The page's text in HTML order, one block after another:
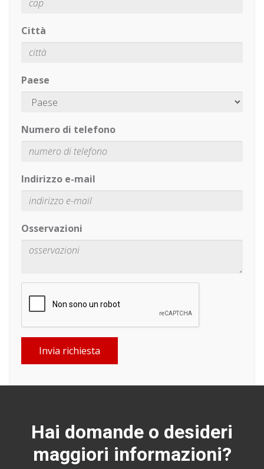
Città
Paese
Numero di telefono
Indirizzo e-mail
Osservazioni
Invia richiesta
Hai domande o desideri
maggiori informazioni?